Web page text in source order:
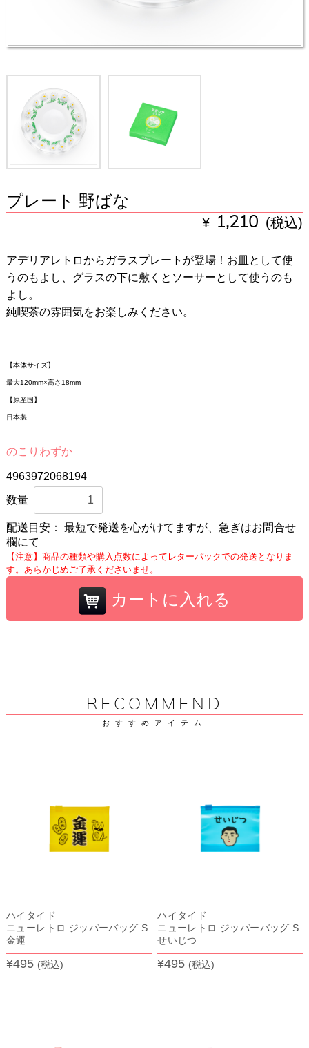
プレート 野ばな
¥ 1,210 (税込)
アデリアレトロからガラスプレートが登場！お皿として使
うのもよし、グラスの下に敷くとソーサーとして使うのも
よし。
純喫茶の雰囲気をお楽しみください。
【本体サイズ】
最大120mm×高さ18mm
【原産国】
日本製
のこりわずか
4963972068194
数量
配送目安： 最短で発送を心がけてますが、急ぎはお問合せ
欄にて
【注意】商品の種類や購入点数によってレターパックでの発送となりま
す。あらかじめご了承くださいませ。
カートに入れる
RECOMMEND
おすすめアイテム
ハイタイド
ニューレトロ ジッパーバッグ S
金運
¥495 (税込)
ハイタイド
ニューレトロ ジッパーバッグ S
せいじつ
¥495 (税込)